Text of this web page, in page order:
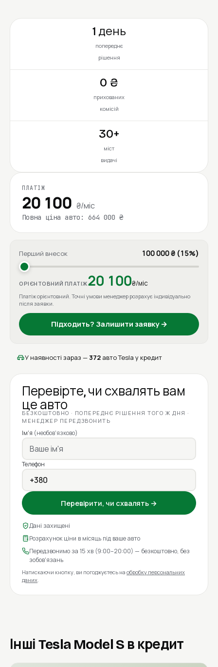
1 день
попереднє
рішення
0 ₴
прихованих
комісій
30+
міст
видачі
ПЛАТІЖ
20 100 ₴/міс
Повна ціна авто: 664 000 ₴
Перший внесок 100 000 ₴ (15%)
ОРІЄНТОВНИЙ ПЛАТІЖ20 100₴/міс
Платіж орієнтовний. Точні умови менеджер розрахує індивідуально
після заявки.
Підходить? Залишити заявку →
У наявності зараз — 372 авто Tesla у кредит
Перевірте, чи схвалять вам
це авто
БЕЗКОШТОВНО · ПОПЕРЕДНЄ РІШЕННЯ ТОГО Ж ДНЯ ·
МЕНЕДЖЕР ПЕРЕДЗВОНИТЬ
Ім'я (необов'язково)
Телефон
Перевірити, чи схвалять →
Дані захищені
Розрахунок ціни в місяць під ваше авто
Передзвонимо за 15 хв (9:00–20:00) — безкоштовно, без
зобов'язань
Натискаючи кнопку, ви погоджуєтесь на обробку персональних
даних.
Інші Tesla Model S в кредит